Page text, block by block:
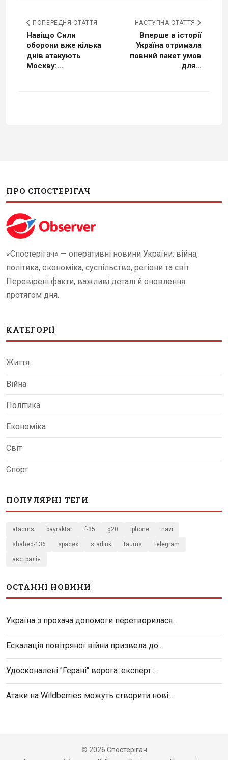
ПОПЕРЕДНЯ СТАТТЯ
Навіщо Сили
оборони вже кілька
днів атакують
Москву:...
НАСТУПНА СТАТТЯ
Вперше в історії
Україна отримала
повний пакет умов
для...
ПРО СПОСТЕРІГАЧ
«Спостерігач» — оперативні новини України: війна,
політика, економіка, суспільство, регіони та світ.
Перевірені факти, важливі деталі й оновлення
протягом дня.
КАТЕГОРІЇ
Життя
Війна
Політика
Економіка
Світ
Спорт
ПОПУЛЯРНІ ТЕГИ
atacms bayraktar f-35 g20 iphone navi
shahed-136 spacex starlink taurus telegram
австралія
ОСТАННІ НОВИНИ
Україна з прохача допомоги перетворилася...
Ескалація повітряної війни призвела до...
Удосконалені "Герані" ворога: експерт...
Атаки на Wildberries можуть створити нові...
© 2026 Спостерігач